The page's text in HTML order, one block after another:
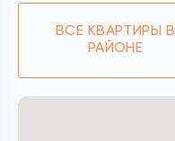
ВСЕ КВАРТИРЫ В
РАЙОНЕ